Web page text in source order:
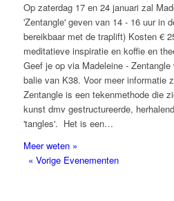
Op zaterdag 17 en 24 januari zal
'Zentangle' geven van 14 - 16 uur in
bereikbaar met de traplift) Kosten €
meditatieve inspiratie en koffie en
Geef je op via Madeleine -
balie van K38. Voor meer informatie
Zentangle is een tekenmethode die
kunst dmv gestructureerde,
'tangles'. Het is een…
Meer weten »
« Vorige Evenementen